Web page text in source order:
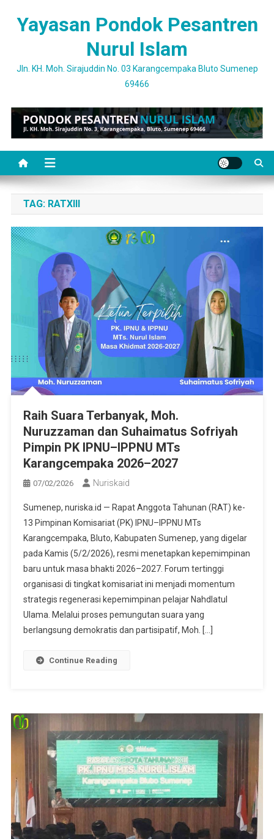
Yayasan Pondok Pesantren
Nurul Islam
Jln. KH. Moh. Sirajuddin No. 03 Karangcempaka Bluto Sumenep
69466
TAG: RATXIII
Raih Suara Terbanyak, Moh.
Nuruzzaman dan Suhaimatus Sofriyah
Pimpin PK IPNU–IPPNU MTs
Karangcempaka 2026–2027
07/02/2026 Nuriskaid
Sumenep, nuriska.id — Rapat Anggota Tahunan (RAT) ke-
13 Pimpinan Komisariat (PK) IPNU–IPPNU MTs
Karangcempaka, Bluto, Kabupaten Sumenep, yang digelar
pada Kamis (5/2/2026), resmi menetapkan kepemimpinan
baru untuk masa bhakti 2026–2027. Forum tertinggi
organisasi di tingkat komisariat ini menjadi momentum
strategis regenerasi kepemimpinan pelajar Nahdlatul
Ulama. Melalui proses pemungutan suara yang
berlangsung demokratis dan partisipatif, Moh. […]
Continue Reading